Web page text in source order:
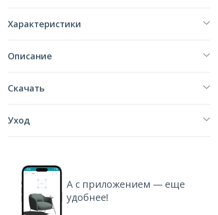
Характеристики
Описание
Скачать
Уход
А с приложением — еще
удобнее!